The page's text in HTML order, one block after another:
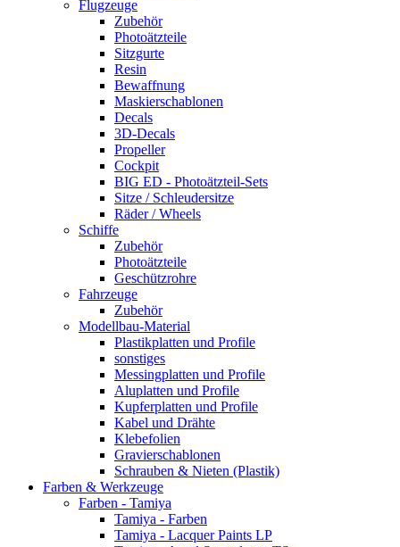
Flugzeuge
Zubehör
Photoätzteile
Sitzgurte
Resin
Bewaffnung
Maskierschablonen
Decals
3D-Decals
Propeller
Cockpit
BIG ED - Photoätzteil-Sets
Sitze / Schleudersitze
Räder / Wheels
Schiffe
Zubehör
Photoätzteile
Geschützrohre
Fahrzeuge
Zubehör
Modellbau-Material
Plastikplatten und Profile
sonstiges
Messingplatten und Profile
Aluplatten und Profile
Kupferplatten und Profile
Kabel und Drähte
Klebefolien
Gravierschablonen
Schrauben & Nieten (Plastik)
Farben & Werkzeuge
Farben - Tamiya
Tamiya - Farben
Tamiya - Lacquer Paints LP